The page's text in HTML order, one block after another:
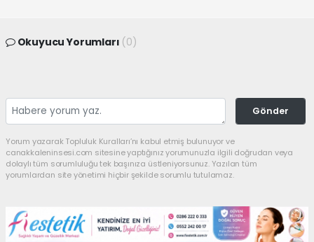
Okuyucu Yorumları (0)
Gönder
Yorum yazarak Topluluk Kuralları’nı kabul etmiş bulunuyor ve
canakkaleninsesi.com sitesine yaptığınız yorumunuzla ilgili doğrudan veya
dolaylı tüm sorumluluğu tek başınıza üstleniyorsunuz. Yazılan tüm
yorumlardan site yönetimi hiçbir şekilde sorumlu tutulamaz.